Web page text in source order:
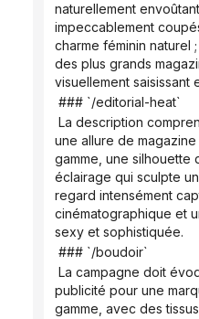
naturellement
impeccablement
charme féminin naturel
des plus grands
visuellement saisissant
### `/editorial-heat`
une allure de
gamme, une silhouette
éclairage qui sculpte
regard intensément
cinématographique et
sexy et sophistiquée.
### `/boudoir`
publicité pour une
gamme, avec des